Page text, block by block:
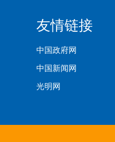
友情链接
中国政府网
中国新闻网
光明网